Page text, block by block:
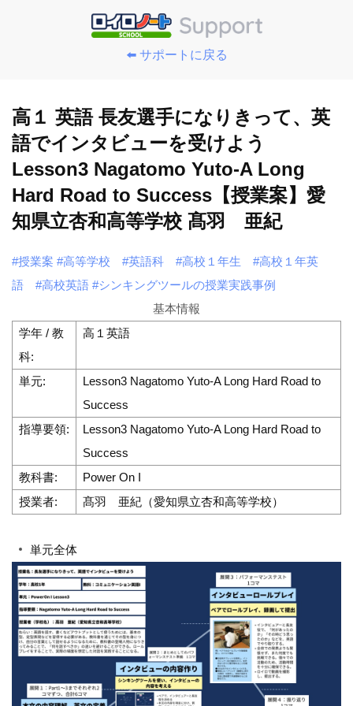
⬅️ サポートに戻る
高１ 英語 長友選手になりきって、英
語でインタビューを受けよう
Lesson3 Nagatomo Yuto-A Long
Hard Road to Success【授業案】愛
知県立杏和高等学校 髙羽 亜紀
#授業案 #高等学校 #英語科 #高校１年生
#高校１年英
語
#高校英語 #シンキングツールの授業実践事例
基本情報
学年 / 教
科:
高１英語
単元:
Lesson3 Nagatomo Yuto-A Long Hard Road to
Success
指導要領:
Lesson3 Nagatomo Yuto-A Long Hard Road to
Success
教科書:
Power On I
授業者:
髙羽 亜紀（愛知県立杏和高等学校）
単元全体